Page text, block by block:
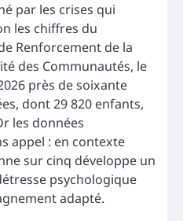
par les crises qui
les chiffres du
Renforcement de la
des Communautés, le
près de soixante
dont 29 820 enfants,
les données
appel : en contexte
sur cinq développe un
psychologique
adapté.